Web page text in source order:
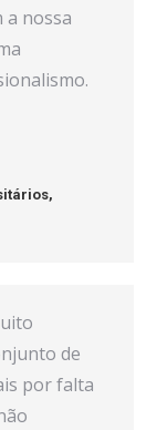
a nossa
de
por falta